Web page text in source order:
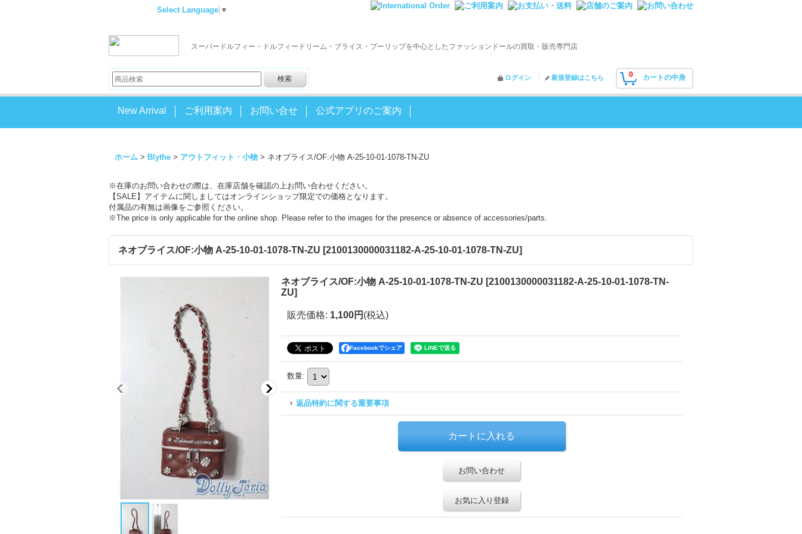
Select Language ▼
スーパードルフィー・ドルフィードリーム・ブライス・プーリップを中心としたファッションドールの買取・販売専門店
0 カートの中身
ログイン 新規登録はこちら
New Arrival ご利用案内 お問い合せ 公式アプリのご案内
ホーム > Blythe > アウトフィット・小物 > ネオブライス/OF:小物 A-25-10-01-1078-TN-ZU
※在庫のお問い合わせの際は、在庫店舗を確認の上お問い合わせください。
【SALE】アイテムに関しましてはオンラインショップ限定での価格となります。
付属品の有無は画像をご参照ください。
※The price is only applicable for the online shop. Please refer to the images for the presence or absence of accessories/parts.
ネオブライス/OF:小物 A-25-10-01-1078-TN-ZU [2100130000031182-A-25-10-01-1078-TN-ZU]
ネオブライス/OF:小物 A-25-10-01-1078-TN-ZU [2100130000031182-A-25-10-01-1078-TN-
ZU]
販売価格: 1,100円 (税込)
Facebookでシェア
数量:
返品特約に関する重要事項
お問い合わせ
お気に入り登録